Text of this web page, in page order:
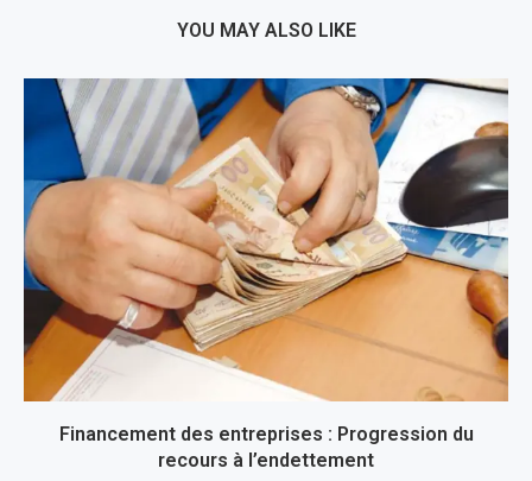
YOU MAY ALSO LIKE
Financement des entreprises : Progression du
recours à l’endettement